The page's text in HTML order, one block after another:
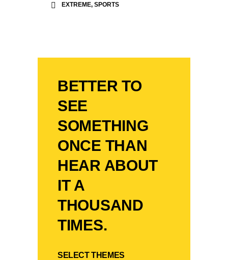
EXTREME, SPORTS
BETTER TO
SEE
SOMETHING
ONCE THAN
HEAR ABOUT
IT A
THOUSAND
TIMES.
SELECT THEMES